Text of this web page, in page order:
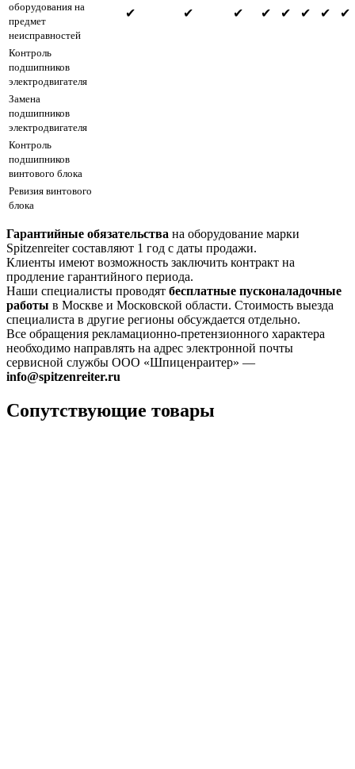
оборудования на
предмет
неисправностей
✔ ✔ ✔ ✔ ✔ ✔ ✔ ✔
Контроль
подшипников
электродвигателя
Замена
подшипников
электродвигателя
Контроль
подшипников
винтового блока
Ревизия винтового
блока
Гарантийные обязательства на оборудование марки
Spitzenreiter составляют 1 год с даты продажи.
Клиенты имеют возможность заключить контракт на
продление гарантийного периода.
Наши специалисты проводят бесплатные пусконаладочные
работы в Москве и Московской области. Стоимость выезда
специалиста в другие регионы обсуждается отдельно.
Все обращения рекламационно-претензионного характера
необходимо направлять на адрес электронной почты
сервисной службы ООО «Шпиценраитер» —
info@spitzenreiter.ru
Сопутствующие товары